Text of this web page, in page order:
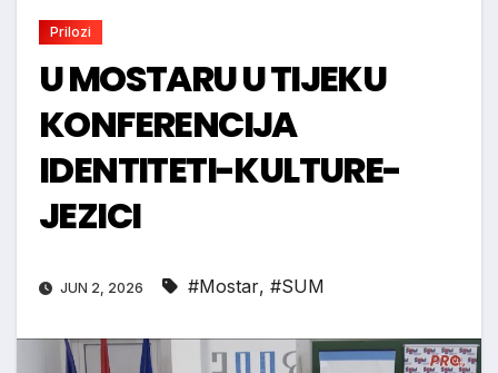
Prilozi
U MOSTARU U TIJEKU
KONFERENCIJA
IDENTITETI-KULTURE-
JEZICI
JUN 2, 2026 #Mostar, #SUM